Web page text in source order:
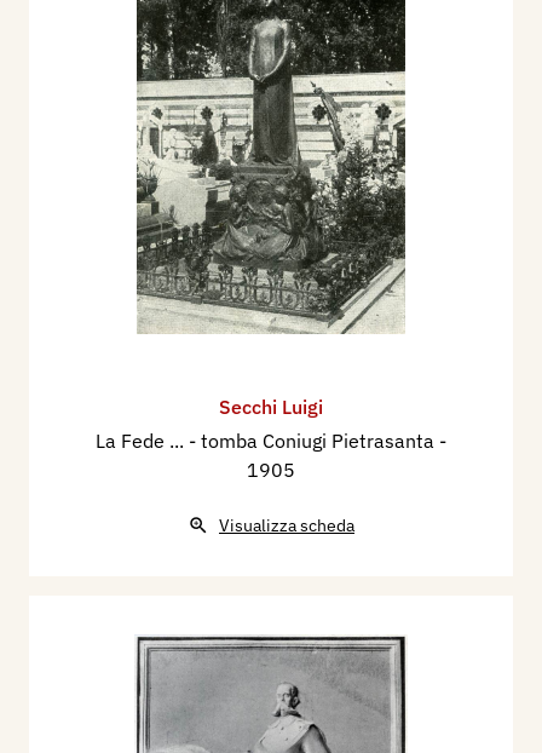
Secchi Luigi
La Fede ... - tomba Coniugi Pietrasanta -
1905
Visualizza scheda